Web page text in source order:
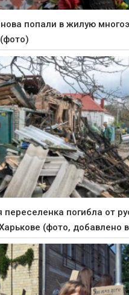
попали в жилую
переселенка погибла от
(фото, добавлено